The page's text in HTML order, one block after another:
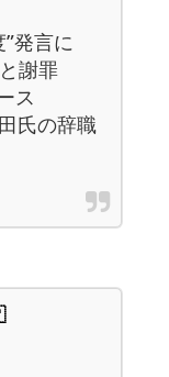
”発言に
謝罪
ス
氏の辞職